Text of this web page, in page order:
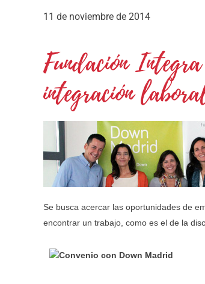
11 de noviembre de 2014
Fundación
integración
Se busca acercar las oportunidades de
encontrar un trabajo, como es el de la